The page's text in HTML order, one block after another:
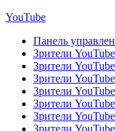
YouTube
Панель
Зрители
Зрители
Зрители
Зрители
Зрители
Зрители
Зрители